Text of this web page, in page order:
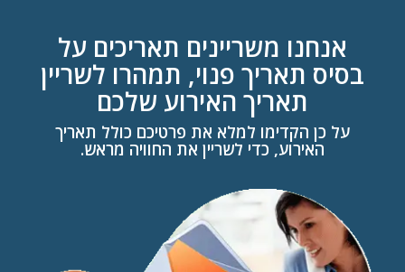
אנחנו משריינים תאריכים על
בסיס תאריך פנוי, תמהרו לשריין
תאריך האירוע שלכם
על כן הקדימו למלא את פרטיכם כולל תאריך
האירוע, כדי לשריין את החוויה מראש.